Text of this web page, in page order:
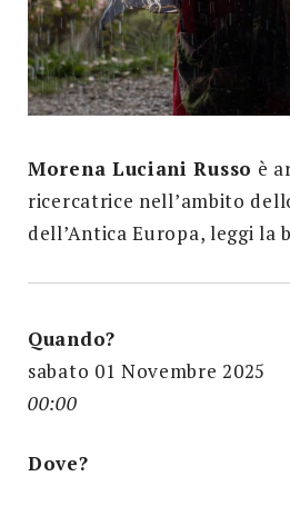
Morena Luciani Russo è
ricercatrice nell’ambito
dell’Antica Europa, leggi la
Quando?
sabato 01 Novembre 2025
00:00
Dove?